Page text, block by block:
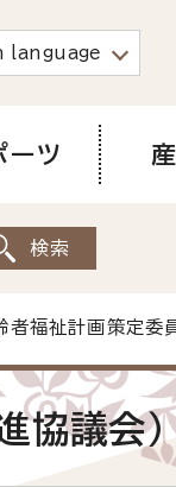
language
ーツ
福祉計画策定委
協議会）